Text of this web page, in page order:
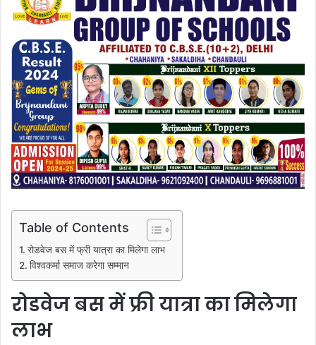
Table of Contents
रोडवेज बस में फ्री यात्रा का मिलेगा लाभ
विश्वकर्मा समाज करेगा सम्मान
रोडवेज बस में फ्री यात्रा का मिलेगा
लाभ